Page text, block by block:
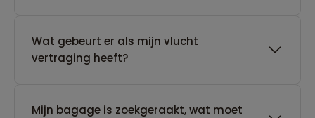
Wat gebeurt er als mijn vlucht
vertraging heeft?
Mijn bagage is zoekgeraakt, wat moet